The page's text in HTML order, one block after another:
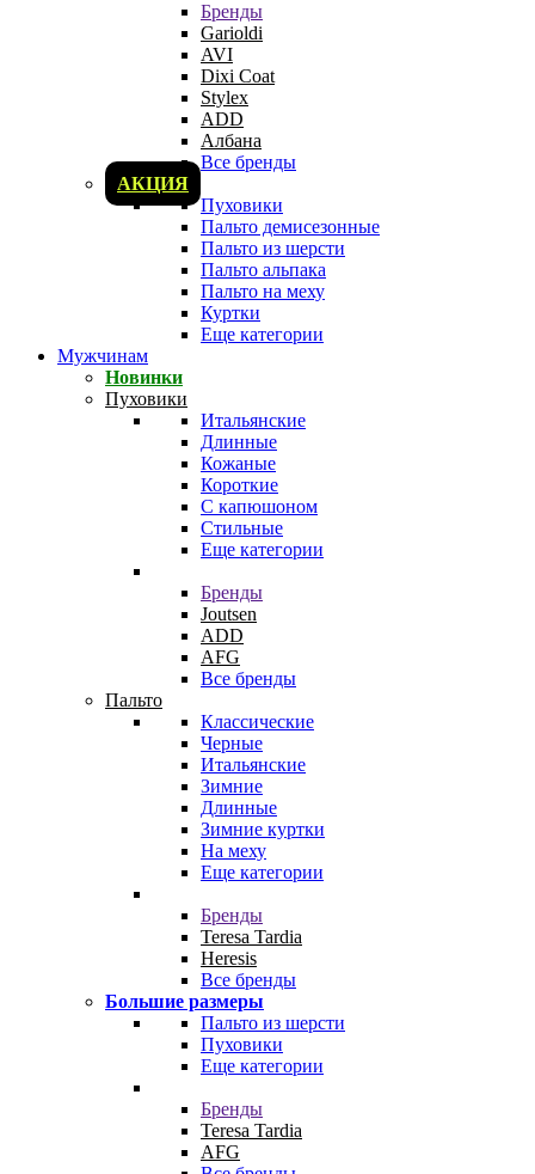
Бренды
Garioldi
AVI
Dixi Coat
Stylex
ADD
Албана
Все бренды
АКЦИЯ
Пуховики
Пальто демисезонные
Пальто из шерсти
Пальто альпака
Пальто на меху
Куртки
Еще категории
Мужчинам
Новинки
Пуховики
Итальянские
Длинные
Кожаные
Короткие
С капюшоном
Стильные
Еще категории
Бренды
Joutsen
ADD
AFG
Все бренды
Пальто
Классические
Черные
Итальянские
Зимние
Длинные
Зимние куртки
На меху
Еще категории
Бренды
Teresa Tardia
Heresis
Все бренды
Большие размеры
Пальто из шерсти
Пуховики
Еще категории
Бренды
Teresa Tardia
AFG